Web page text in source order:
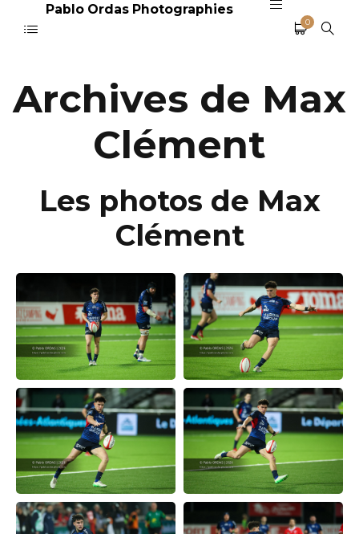
Pablo Ordas Photographies
0
Archives de Max
Clément
Les photos de Max
Clément